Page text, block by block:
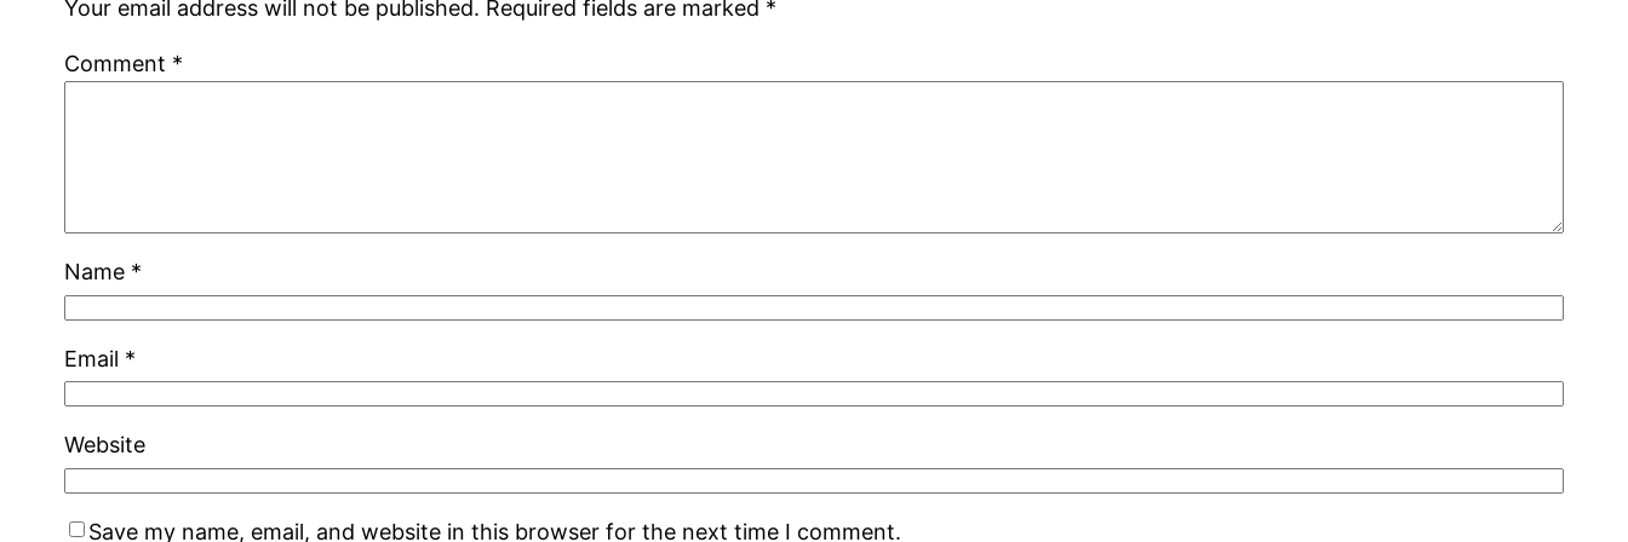
Your email address will not be published. Required fields are marked *
Comment *
Name *
Email *
Website
Save my name, email, and website in this browser for the next time I comment.